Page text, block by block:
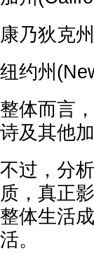
康乃狄克
纽约州
整体而言
诗及其他
不过，分
质，真正
整体生活
活。